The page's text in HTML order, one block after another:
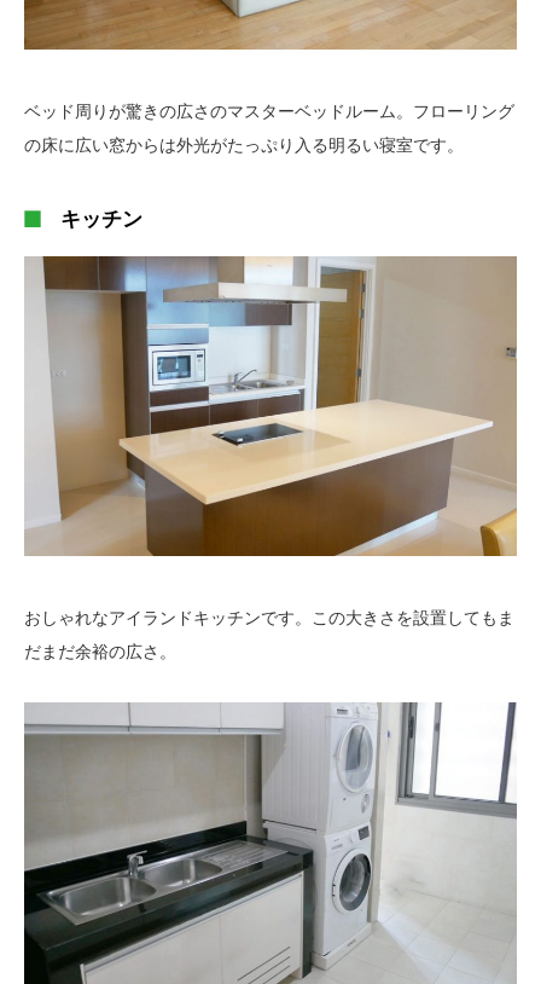
ベッド周りが驚きの広さのマスターベッドルーム。フローリング
の床に広い窓からは外光がたっぷり入る明るい寝室です。
キッチン
おしゃれなアイランドキッチンです。この大きさを設置してもま
だまだ余裕の広さ。